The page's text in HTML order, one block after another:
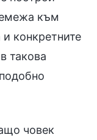
към
и конкретните
такова
човек